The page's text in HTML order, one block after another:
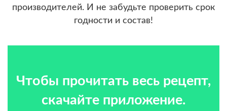
производителей. И не забудьте проверить срок
годности и состав!
Чтобы прочитать весь рецепт,
скачайте приложение.